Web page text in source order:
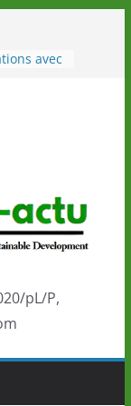
avec
tirage
sur
delà des
de
pL/P,